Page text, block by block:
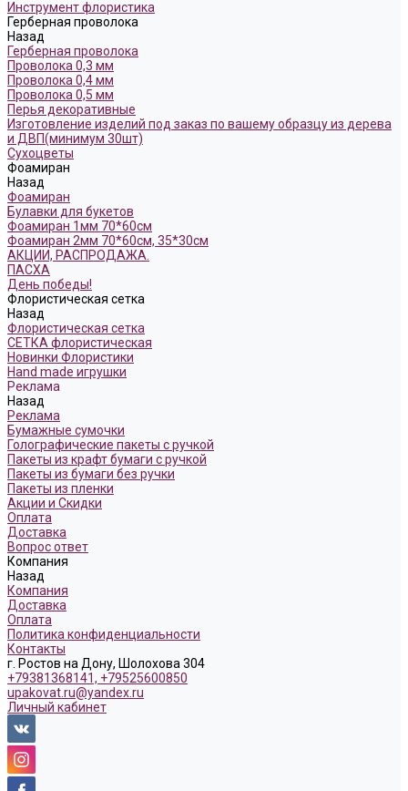
Инструмент флористика
Герберная проволока
Назад
Герберная проволока
Проволока 0,3 мм
Проволока 0,4 мм
Проволока 0,5 мм
Перья декоративные
Изготовление изделий под заказ по вашему образцу из дерева
и ДВП(минимум 30шт)
Сухоцветы
Фоамиран
Назад
Фоамиран
Булавки для букетов
Фоамиран 1мм 70*60см
Фоамиран 2мм 70*60см, 35*30см
АКЦИИ, РАСПРОДАЖА.
ПАСХА
День победы!
Флористическая сетка
Назад
Флористическая сетка
СЕТКА флористическая
Новинки Флористики
Hand made игрушки
Реклама
Назад
Реклама
Бумажные сумочки
Голографические пакеты с ручкой
Пакеты из крафт бумаги с ручкой
Пакеты из бумаги без ручки
Пакеты из пленки
Акции и Скидки
Оплата
Доставка
Вопрос ответ
Компания
Назад
Компания
Доставка
Оплата
Политика конфиденциальности
Контакты
г. Ростов на Дону, Шолохова 304
+79381368141, +79525600850
upakovat.ru@yandex.ru
Личный кабинет